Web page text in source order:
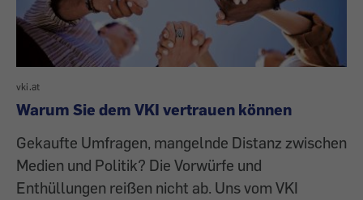
vki.at
Warum Sie dem VKI vertrauen können
Gekaufte Umfragen, mangelnde Distanz zwischen
Medien und Politik? Die Vorwürfe und
Enthüllungen reißen nicht ab. Uns vom VKI